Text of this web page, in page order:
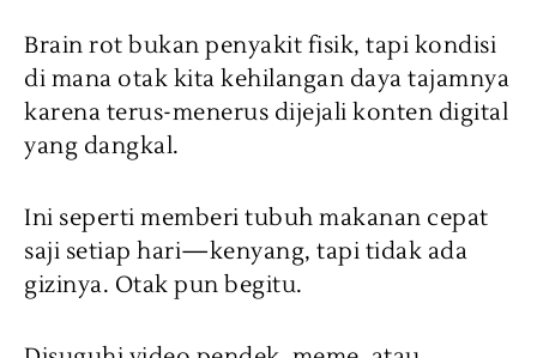
Brain rot bukan penyakit fisik, tapi kondisi
di mana otak kita kehilangan daya tajamnya
karena terus-menerus dijejali konten digital
yang dangkal.
Ini seperti memberi tubuh makanan cepat
saji setiap hari—kenyang, tapi tidak ada
gizinya. Otak pun begitu.